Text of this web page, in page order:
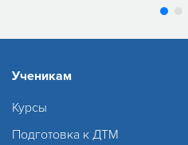
Ученикам
Курсы
Подготовка к ДТМ